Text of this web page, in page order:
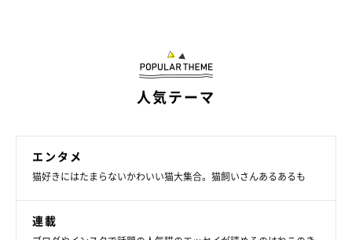
人気テーマ
エンタメ
猫好きにはたまらないかわいい猫大集合。猫飼いさんあるあるも
連載